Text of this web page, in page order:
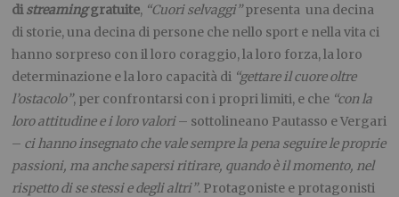
distreaminggratuite, “Cuori selvaggi”presenta una decina
di storie, una decina di persone che nello sport e nella vita ci
hanno sorpreso con il loro coraggio, la loro forza, la loro
determinazione e la loro capacità di “gettare il cuore oltre
l’ostacolo”, per confrontarsi con i propri limiti, e che “con la
loro attitudine e i loro valori– sottolineano Pautasso e Vergari
– ci hanno insegnato che vale sempre la pena seguire le proprie
passioni, ma anche sapersi ritirare, quando è il momento, nel
rispetto di se stessi e degli altri”. Protagoniste e protagonisti